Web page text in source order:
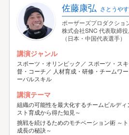
佐藤康弘 さとうや
ポーザーズプロダクシ
株式会社SNC 代表取締
（日本・中国代表選手）
講演ジャンル
スポーツ・オリンピック／ スポーツ・ス
督・コーチ／ 人材育成・研修・チームワ
ーバルスキル
講演テーマ
組織の可能性を最大化するチームビルデ
スト育成から得た知見～
挑戦を続けるためのモチベーション術 ～
成長の秘訣～